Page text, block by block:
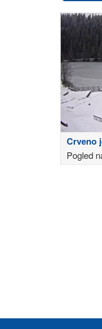
Crveno
Pogled